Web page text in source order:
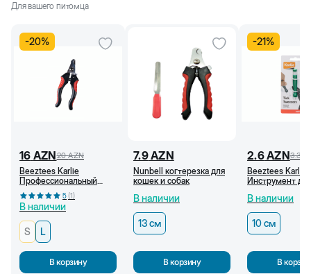
Для вашего питомца
-20%
16 AZN20 AZN
Beeztees Karlie
Профессиональный
когтерез для кошек и
собак (L)
5(1)
В наличии
S L
В корзину
7.9AZN
Nunbell когтерезка для
кошек и собак
В наличии
13 см
В корзину
-21%
2.6AZN3.3
Beeztees Karlie
Инструмент для
зеленый, 10 см
В наличии
10 см
В